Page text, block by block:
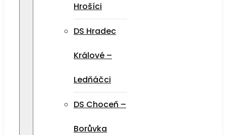
Hrošíci
DS Hradec
Králové –
Ledňáčci
DS Choceň –
Borůvka